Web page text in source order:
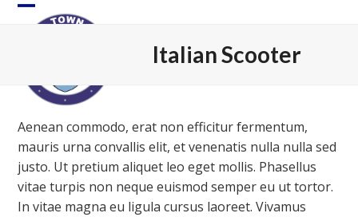
Skip
Open
menu
Close
menu
Italian Scooter
Aenean commodo, erat non efficitur fermentum,
mauris urna convallis elit, et venenatis nulla nulla sed
justo. Ut pretium aliquet leo eget mollis. Phasellus
vitae turpis non neque euismod semper eu ut tortor.
In vitae magna eu ligula cursus laoreet. Vivamus